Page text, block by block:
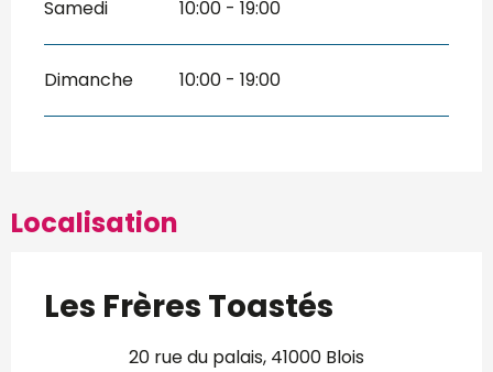
Samedi 10:00 - 19:00
Dimanche 10:00 - 19:00
Localisation
Les Frères Toastés
20 rue du palais, 41000 Blois